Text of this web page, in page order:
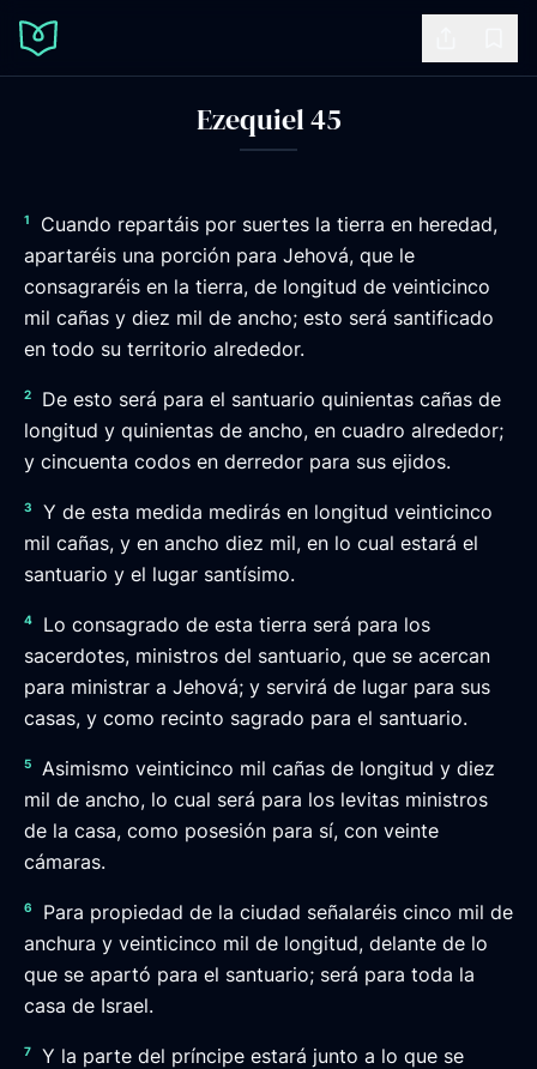
Ezequiel 45
1
Cuando repartáis por suertes la tierra en heredad,
apartaréis una porción para Jehová, que le
consagraréis en la tierra, de longitud de veinticinco
mil cañas y diez mil de ancho; esto será santificado
en todo su territorio alrededor.
2
De esto será para el santuario quinientas cañas de
longitud y quinientas de ancho, en cuadro alrededor;
y cincuenta codos en derredor para sus ejidos.
3
Y de esta medida medirás en longitud veinticinco
mil cañas, y en ancho diez mil, en lo cual estará el
santuario y el lugar santísimo.
4
Lo consagrado de esta tierra será para los
sacerdotes, ministros del santuario, que se acercan
para ministrar a Jehová; y servirá de lugar para sus
casas, y como recinto sagrado para el santuario.
5
Asimismo veinticinco mil cañas de longitud y diez
mil de ancho, lo cual será para los levitas ministros
de la casa, como posesión para sí, con veinte
cámaras.
6
Para propiedad de la ciudad señalaréis cinco mil de
anchura y veinticinco mil de longitud, delante de lo
que se apartó para el santuario; será para toda la
casa de Israel.
7
Y la parte del príncipe estará junto a lo que se